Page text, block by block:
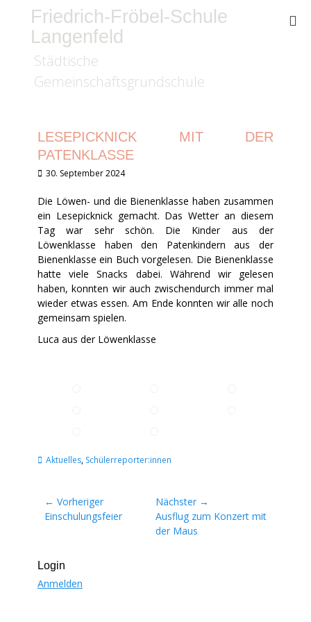
Friedrich-Fröbel-Schule
Langenfeld
Städtische
Gemeinschaftsgrundschule
LESEPICKNICK MIT DER
PATENKLASSE
Veröffentlicht
30. September 2024
Die Löwen- und die Bienenklasse haben zusammen
ein Lesepicknick gemacht. Das Wetter an diesem
Tag war sehr schön. Die Kinder aus der
Löwenklasse haben den Patenkindern aus der
Bienenklasse ein Buch vorgelesen. Die Bienenklasse
hatte viele Snacks dabei. Während wir gelesen
haben, konnten wir auch zwischendurch immer mal
wieder etwas essen. Am Ende konnten wir alle noch
gemeinsam spielen.
Luca aus der Löwenklasse
Kategorien
Aktuelles, Schülerreporter:innen
Beitragsnavigation
← Vorheriger
Vorheriger
Einschulungsfeier
Nächster →
Nächster
Beitrag:
Ausflug zum Konzert mit
der Maus
Login
Anmelden